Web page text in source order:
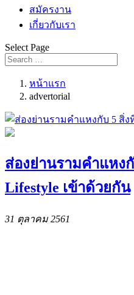
สมัครงาน
เกี่ยวกับเรา
Select Page
หน้าแรก
advertorial
ส่องย่านรามคำแหง
Lifestyle เข้าด้วยกัน
31 ตุลาคม 2561